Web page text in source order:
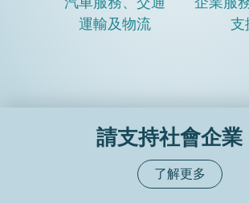
運輸及物流
支
請支持社會企業
了解更多